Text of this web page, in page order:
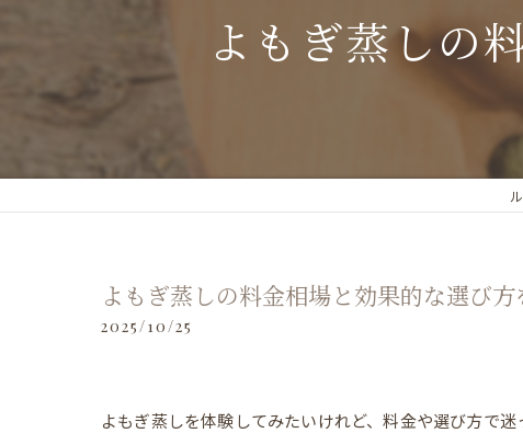
よもぎ蒸しの
よもぎ蒸しの料金相場と効果的な選び
2025/10/25
よもぎ蒸しを体験してみたいけれど、料金や選び方で